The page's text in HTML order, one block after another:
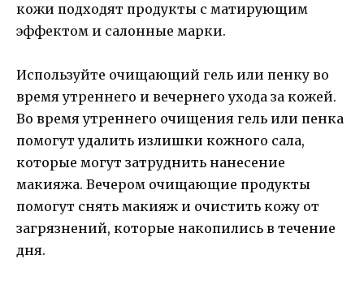
кожи подходят продукты с матирующим
эффектом и салонные марки.
Используйте очищающий гель или пенку во
время утреннего и вечернего ухода за кожей.
Во время утреннего очищения гель или пенка
помогут удалить излишки кожного сала,
которые могут затруднить нанесение
макияжа. Вечером очищающие продукты
помогут снять макияж и очистить кожу от
загрязнений, которые накопились в течение
дня.